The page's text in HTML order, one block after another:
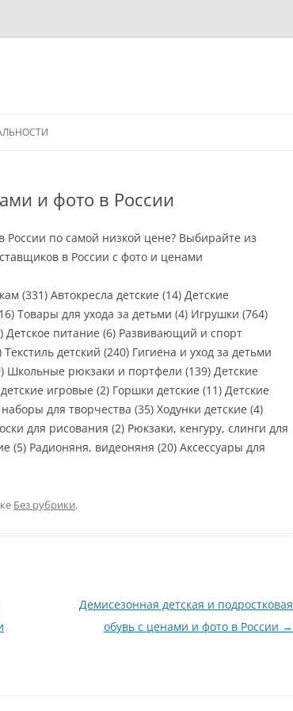
и фото в России
России по самой низкой цене? Выбирайте из
в России с фото и ценами
(331) Автокресла детские (14) Детские
Товары для ухода за детьми (4) Игрушки (764)
питание (6) Развивающий и спорт
детский (240) Гигиена и уход за детьми
Школьные рюкзаки и портфели (139) Детские
игровые (2) Горшки детские (11) Детские
для творчества (35) Ходунки детские (4)
для рисования (2) Рюкзаки, кенгуру, слинги для
(5) Радионяня, видеоняня (20) Аксессуары для
Без рубрики.
Демисезонная детская и подростковая
обувь с ценами и фото в России →